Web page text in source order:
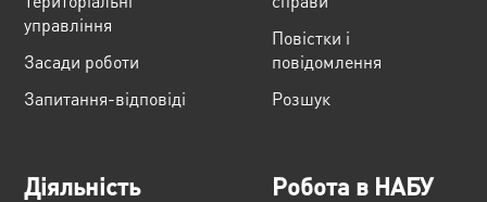
управління
Засади роботи
Запитання-відповіді
Повістки і
повідомлення
Розшук
Діяльність Робота в НАБУ